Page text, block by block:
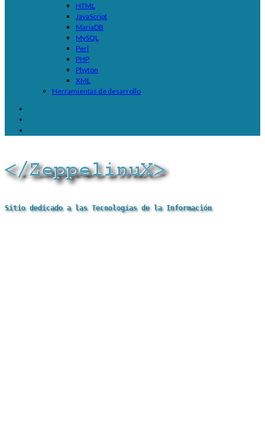
HTML
JavaScript
MariaDB
MySQL
Perl
PHP
Phyton
XML
Herramientas de desarrollo
Sitio dedicado a las Tecnologías de la Información